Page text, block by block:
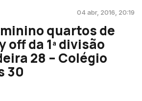
04 abr, 2016, 20:19
quartos de
off da 1ª divisão
28 – Colégio
30